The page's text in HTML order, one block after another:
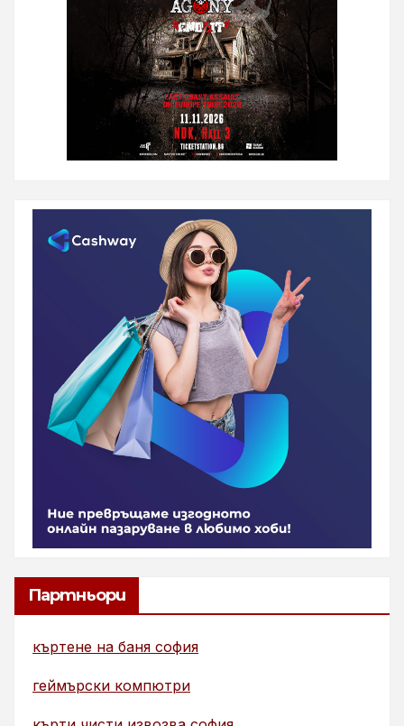
Партньори
къртене на баня софия
геймърски компютри